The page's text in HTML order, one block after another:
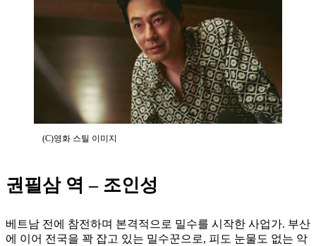
(C)영화 스틸 이미지
권필삼 역 – 조인성
베트남 전에 참전하며 본격적으로 밀수를 시작한 사업가. 부산
에 이어 전국을 꽉 잡고 있는 밀수꾼으로, 피도 눈물도 없는 악